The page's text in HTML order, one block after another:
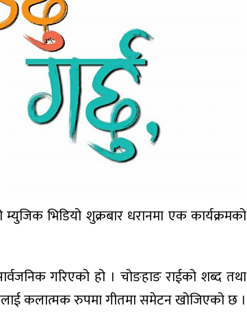
भिडियो शुक्रबार धरानमा एक कार्यक्रमको
गरिएको हो । चोङहाङ राईको शब्द तथा
कलात्मक रुपमा गीतमा समेटन खोजिएको छ ।